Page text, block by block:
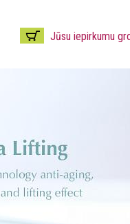
Jūsu iepirkumu